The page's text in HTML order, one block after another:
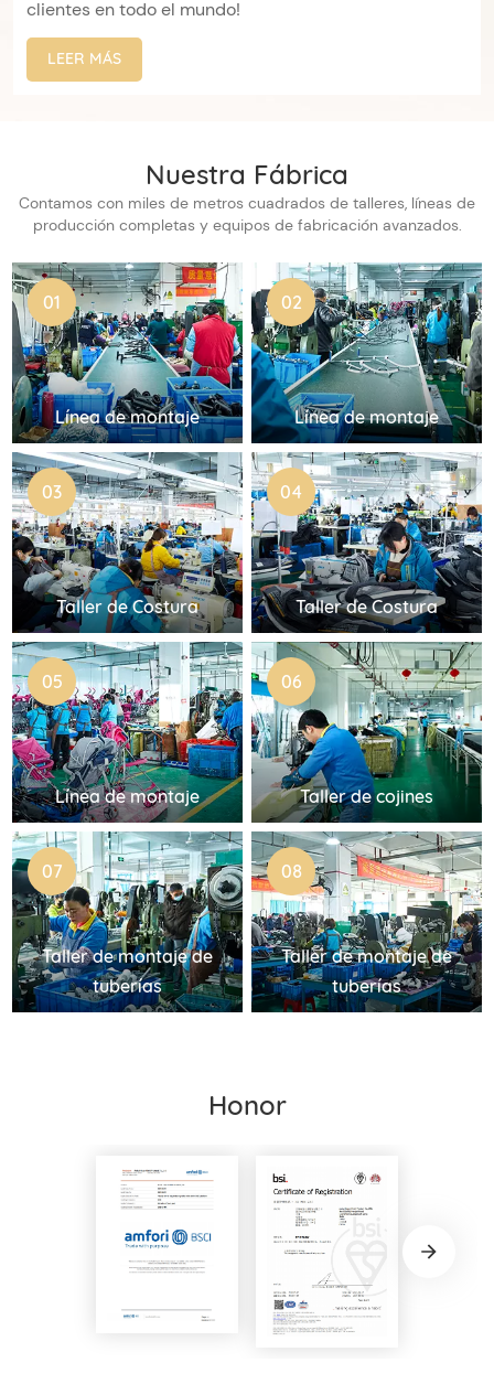
clientes en todo el mundo!
LEER MÁS
Nuestra Fábrica
Contamos con miles de metros cuadrados de talleres, líneas de
producción completas y equipos de fabricación avanzados.
01
Línea de montaje
02
Línea de montaje
03
Taller de Costura
04
Taller de Costura
05
Línea de montaje
06
Taller de cojines
07
Taller de montaje de
tuberías
08
Taller de montaje de
tuberías
Honor